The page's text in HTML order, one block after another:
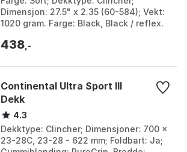
Dimensjon: 27.5" x 2.35 (60-584); Vekt:
1020 gram. Farge: Black, Black / reflex.
2.00,...
438 ,-
Continental Ultra Sport III
Dekk
4.3
Dekktype: Clincher; Dimensjoner: 700 x
23-28C, 23-28 - 622 mm; Foldbart: Ja;